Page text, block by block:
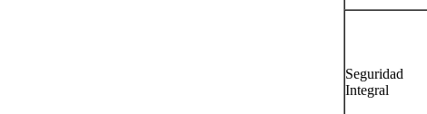
Seguridad
Integral